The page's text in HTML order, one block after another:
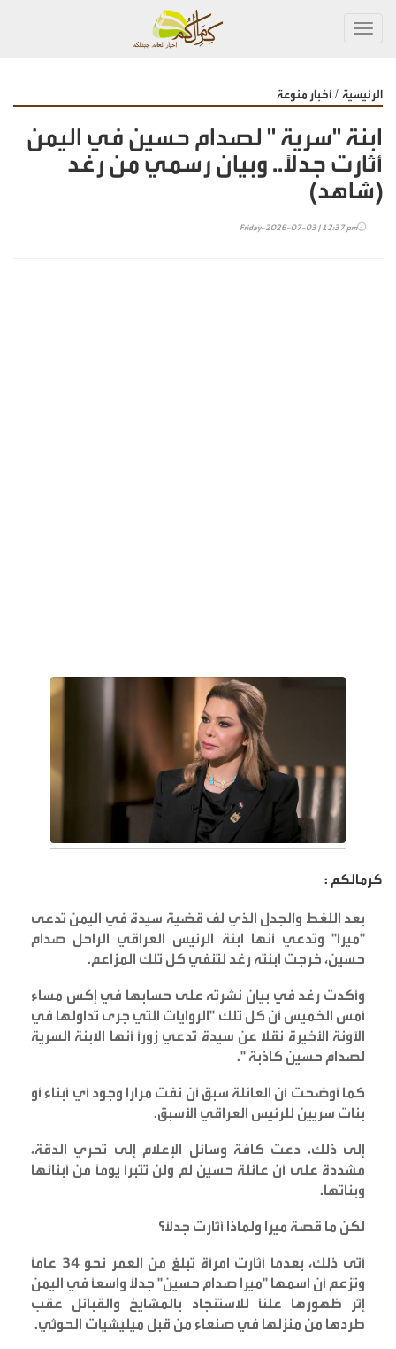
الرئيسية / أخبار منوعة
ابنة "سرية " لصدام حسين في اليمن
أثارت جدلاً.. وبيان رسمي من رغد
(شاهد)
Friday-2026-07-03 | 12:37 pm
كرمالكم :
بعد اللغط والجدل الذي لف قضية سيدة في اليمن تدعى
"ميرا" وتدعي أنها ابنة الرئيس العراقي الراحل صدام
حسين، خرجت ابنته رغد لتنفي كل تلك المزاعم.
وأكدت رغد في بيان نشرته على حسابها في إكس مساء
أمس الخميس أن كل تلك "الروايات التي جرى تداولها في
الآونة الأخيرة نقلا عن سيدة تدعي زوراً أنها الابنة السرية
لصدام حسين كاذبة".
كما أوضحت أن العائلة سبق أن نفت مرارا وجود أي أبناء أو
بنات سريين للرئيس العراقي الأسبق.
إلى ذلك، دعت كافة وسائل الإعلام إلى تحري الدقة،
مشددة على أن عائلة حسين لم ولن تتبرأ يوماً من أبنائها
وبناتها.
لكن ما قصة ميرا ولماذا أثارت جدلاً؟
أتى ذلك، بعدما أثارت امرأة تبلغ من العمر نحو 34 عاماً
وتزعم أن اسمها "ميرا صدام حسين" جدلاً واسعاً في اليمن
إثر ظهورها علناً للاستنجاد بالمشايخ والقبائل عقب
طردها من منزلها في صنعاء من قبل ميليشيات الحوثي.